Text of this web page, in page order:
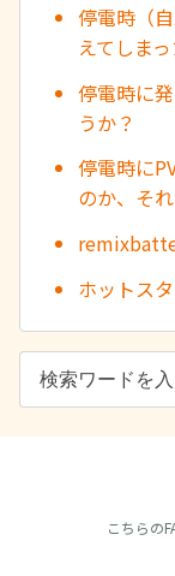
停電時（
えてしま
停電時に
うか？
停電時に
のか、そ
ホットス
こちらの